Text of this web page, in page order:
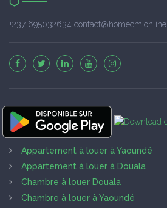
+237 695032634 contact@homecm.online
Appartement à louer à Yaoundé
Appartement à louer à Douala
Chambre à louer Douala
Chambre à louer à Yaoundé